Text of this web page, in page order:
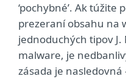
‘pochybné’. Ak
prezeraní obsahu na
jednoduchých tipov J.
malware, je
zásada je